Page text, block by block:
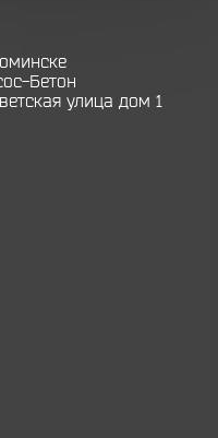
Бетон
улица дом 1